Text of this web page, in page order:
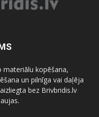
materiālu kopēšana,
un pilnīga vai daļēja
bez Brivbridis.lv